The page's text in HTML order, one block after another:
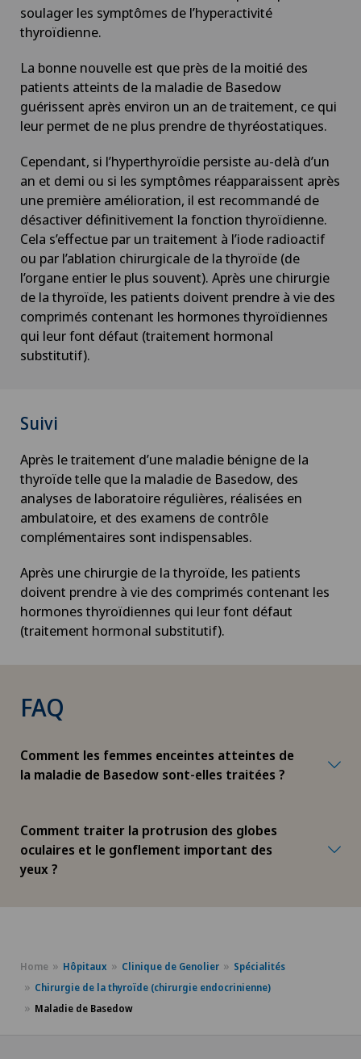
soulager les symptômes de l’hyperactivité
thyroïdienne.
La bonne nouvelle est que près de la moitié des
patients atteints de la maladie de Basedow
guérissent après environ un an de traitement, ce qui
leur permet de ne plus prendre de thyréostatiques.
Cependant, si l’hyperthyroïdie persiste au-delà d’un
an et demi ou si les symptômes réapparaissent après
une première amélioration, il est recommandé de
désactiver définitivement la fonction thyroïdienne.
Cela s’effectue par un traitement à l’iode radioactif
ou par l’ablation chirurgicale de la thyroïde (de
l’organe entier le plus souvent). Après une chirurgie
de la thyroïde, les patients doivent prendre à vie des
comprimés contenant les hormones thyroïdiennes
qui leur font défaut (traitement hormonal
substitutif).
Suivi
Après le traitement d’une maladie bénigne de la
thyroïde telle que la maladie de Basedow, des
analyses de laboratoire régulières, réalisées en
ambulatoire, et des examens de contrôle
complémentaires sont indispensables.
Après une chirurgie de la thyroïde, les patients
doivent prendre à vie des comprimés contenant les
hormones thyroïdiennes qui leur font défaut
(traitement hormonal substitutif).
FAQ
Comment les femmes enceintes atteintes de
la maladie de Basedow sont-elles traitées ?
Comment traiter la protrusion des globes
oculaires et le gonflement important des
yeux ?
Home Hôpitaux Clinique de Genolier
Spécialités
Chirurgie de la thyroïde (chirurgie endocrinienne)
Maladie de Basedow